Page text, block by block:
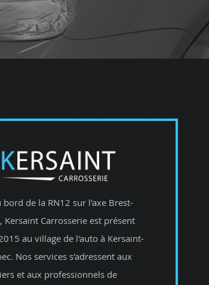
bord de la RN12 sur l'axe Brest-
Kersaint Carrosserie est présent
au village de l'auto à Kersaint-
Nos services s'adressent aux
et aux professionnels de